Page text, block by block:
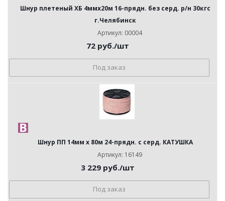
Шнур плетеный ХБ 4ммх20м 16-прядн. без серд. р/н 30кгс
г.Челябинск
Артикул: 00004
72руб./шт
Под заказ
Шнур ПП 14мм х 80м 24-прядн. с серд. КАТУШКА
Артикул: 16149
3 229руб./шт
Под заказ